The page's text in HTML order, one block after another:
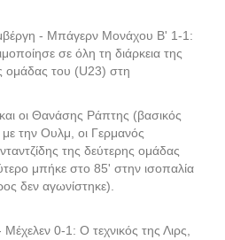
- Μπάγερν Μονάχου Β' 1-1:
σε όλη τη διάρκεια της
ομάδας του (U23) στη
οι Θανάσης Ράπτης (βασικός
την Ουλμ, οι Γερμανός
της δεύτερης ομάδας
μπήκε στο 85' στην ισοπαλία
δεν αγωνίστηκε).
0-1: Ο τεχνικός της Λιρς,